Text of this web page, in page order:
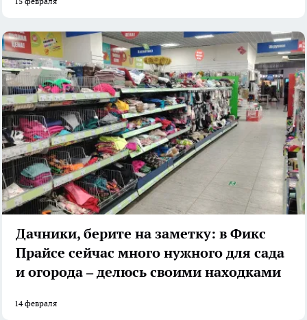
Дачники, берите на заметку: в Фикс
Прайсе сейчас много нужного для сада
и огорода – делюсь своими находками
14 февраля